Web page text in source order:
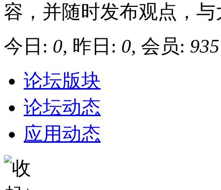
容，并随时发布观点，
今日: 0, 昨日: 0, 会员: 935
论坛版块
论坛动态
应用动态